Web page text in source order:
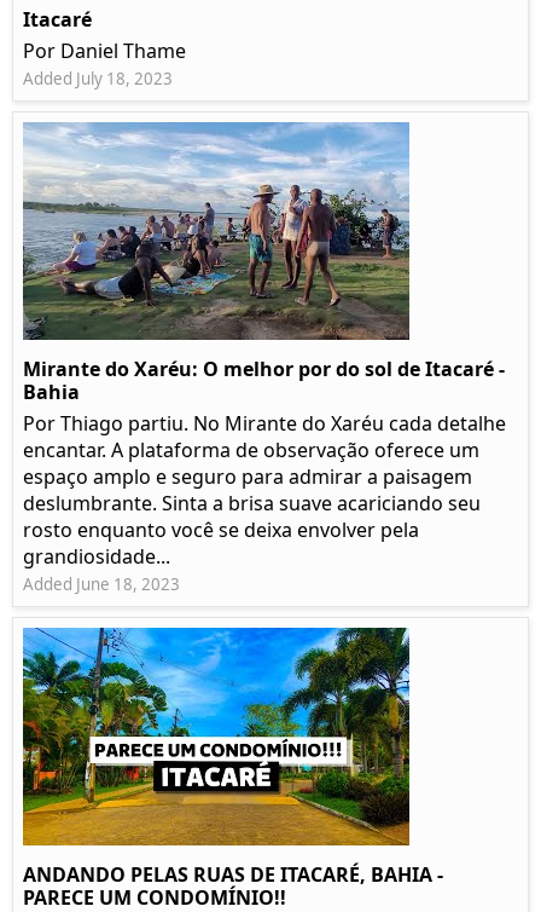
Itacaré
Por Daniel Thame
Added July 18, 2023
Mirante do Xaréu: O melhor por do sol de Itacaré -
Bahia
Por Thiago partiu. No Mirante do Xaréu cada detalhe
encantar. A plataforma de observação oferece um
espaço amplo e seguro para admirar a paisagem
deslumbrante. Sinta a brisa suave acariciando seu
rosto enquanto você se deixa envolver pela
grandiosidade...
Added June 18, 2023
ANDANDO PELAS RUAS DE ITACARÉ, BAHIA -
PARECE UM CONDOMÍNIO!!